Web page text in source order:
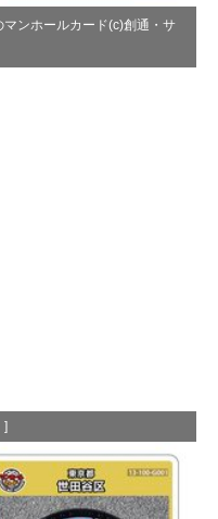
ンホールカード(c)創通・サ
]